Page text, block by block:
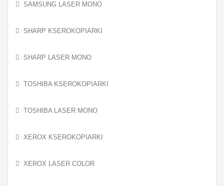
SAMSUNG LASER MONO
SHARP KSEROKOPIARKI
SHARP LASER MONO
TOSHIBA KSEROKOPIARKI
TOSHIBA LASER MONO
XEROX KSEROKOPIARKI
XEROX LASER COLOR